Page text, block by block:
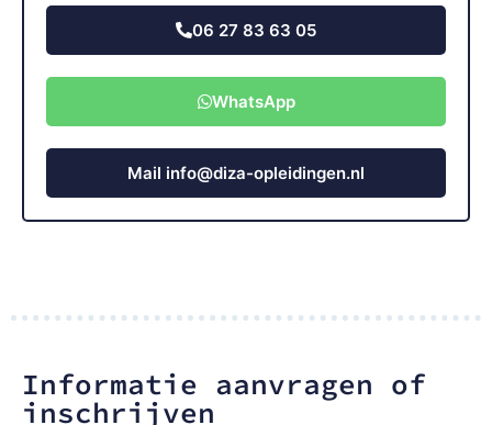
06 27 83 63 05
WhatsApp
Mail info@diza-opleidingen.nl
Informatie aanvragen of
inschrijven